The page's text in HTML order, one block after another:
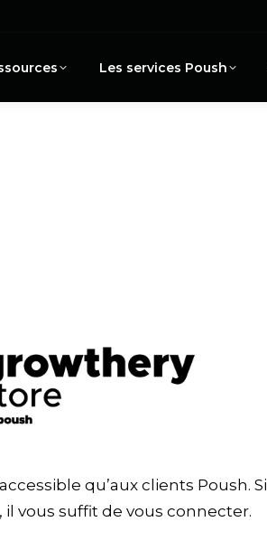
Les services Poush
qu’aux clients Poush. Si
il vous suffit de vous connecter.